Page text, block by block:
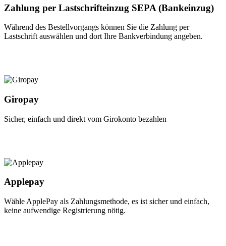
Zahlung per Lastschrifteinzug SEPA (Bankeinzug)
Während des Bestellvorgangs können Sie die Zahlung per
Lastschrift auswählen und dort Ihre Bankverbindung angeben.
Giropay
Sicher, einfach und direkt vom Girokonto bezahlen
Applepay
Wähle ApplePay als Zahlungsmethode, es ist sicher und einfach,
keine aufwendige Registrierung nötig.